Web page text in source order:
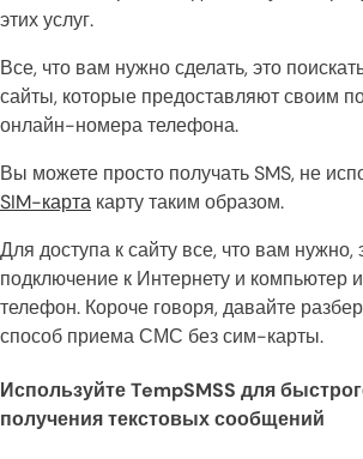
этих услуг.
Все, что вам нужно сделать, это
сайты, которые предоставляют своим
онлайн-номера телефона.
Вы можете просто получать SMS, не
SIM-карта карту таким образом.
Для доступа к сайту все, что вам нужно,
подключение к Интернету и компьютер
телефон. Короче говоря, давайте
способ приема СМС без сим-карты.
Используйте TempSMSS для
получения текстовых сообщений